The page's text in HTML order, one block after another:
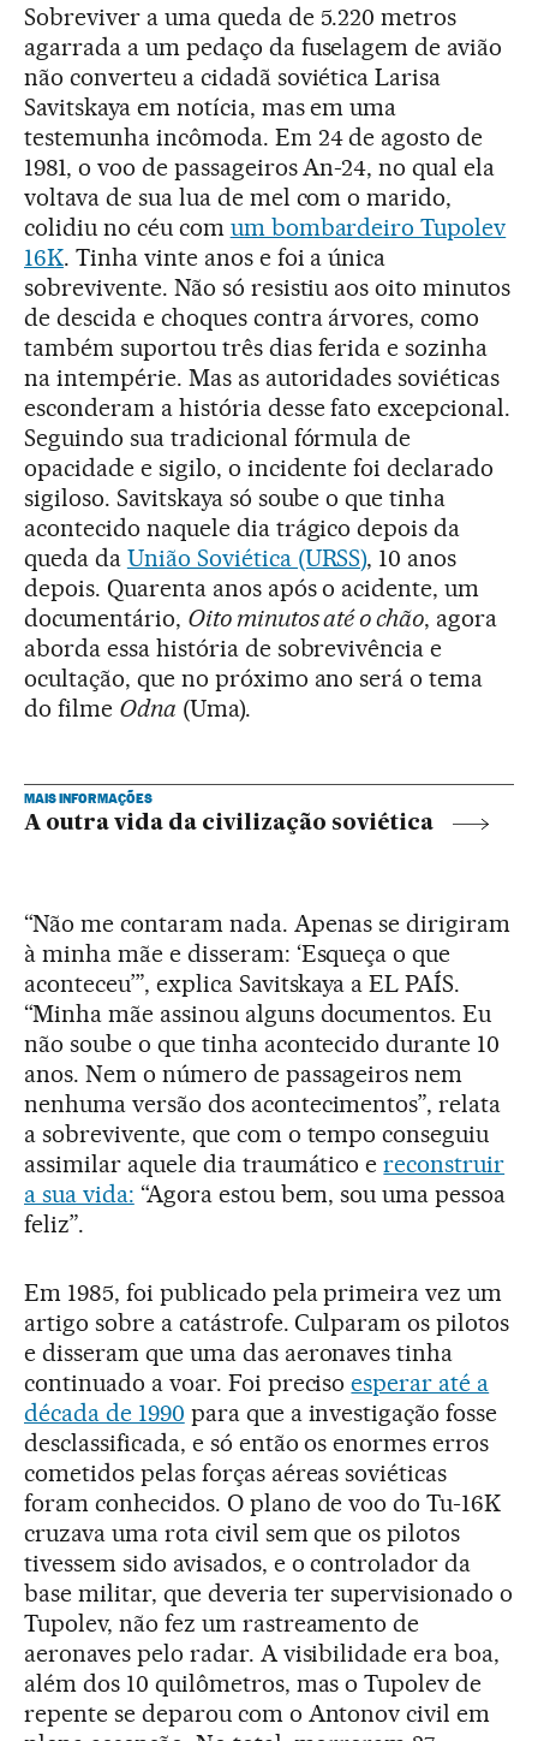
Sobreviver a uma queda de 5.220 metros
agarrada a um pedaço da fuselagem de avião
não converteu a cidadã soviética Larisa
Savitskaya em notícia, mas em uma
testemunha incômoda. Em 24 de agosto de
1981, o voo de passageiros An-24, no qual ela
voltava de sua lua de mel com o marido,
colidiu no céu com um bombardeiro Tupolev
16K. Tinha vinte anos e foi a única
sobrevivente. Não só resistiu aos oito minutos
de descida e choques contra árvores, como
também suportou três dias ferida e sozinha
na intempérie. Mas as autoridades soviéticas
esconderam a história desse fato excepcional.
Seguindo sua tradicional fórmula de
opacidade e sigilo, o incidente foi declarado
sigiloso. Savitskaya só soube o que tinha
acontecido naquele dia trágico depois da
queda da União Soviética (URSS), 10 anos
depois. Quarenta anos após o acidente, um
documentário, Oito minutos até o chão, agora
aborda essa história de sobrevivência e
ocultação, que no próximo ano será o tema
do filme Odna (Uma).
MAIS INFORMAÇÕES
A outra vida da civilização soviética
“Não me contaram nada. Apenas se dirigiram
à minha mãe e disseram: ‘Esqueça o que
aconteceu’”, explica Savitskaya a EL PAÍS.
“Minha mãe assinou alguns documentos. Eu
não soube o que tinha acontecido durante 10
anos. Nem o número de passageiros nem
nenhuma versão dos acontecimentos”, relata
a sobrevivente, que com o tempo conseguiu
assimilar aquele dia traumático ereconstruir
a sua vida: “Agora estou bem, sou uma pessoa
feliz”.
Em 1985, foi publicado pela primeira vez um
artigo sobre a catástrofe. Culparam os pilotos
e disseram que uma das aeronaves tinha
continuado a voar. Foi precisoesperar até a
década de 1990 para que a investigação fosse
desclassificada, e só então os enormes erros
cometidos pelas forças aéreas soviéticas
foram conhecidos. O plano de voo do Tu-16K
cruzava uma rota civil sem que os pilotos
tivessem sido avisados, e o controlador da
base militar, que deveria ter supervisionado o
Tupolev, não fez um rastreamento de
aeronaves pelo radar. A visibilidade era boa,
além dos 10 quilômetros, mas o Tupolev de
repente se deparou com o Antonov civil em